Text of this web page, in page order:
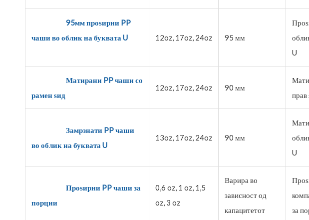
95мм проѕирни PP
чаши во облик на буквата U
12oz, 17oz, 24oz 95 мм
U
Матирани PP чаши со
рамен ѕид
12oz, 17oz, 24oz 90 мм
прав
Замрзнати PP чаши
во облик на буквата U
13oz, 17oz, 24oz 90 мм
U
Проѕирни PP чаши за
порции
0,6 oz, 1 oz, 1,5
oz, 3 oz
Варира во
зависност од
капацитетот
за